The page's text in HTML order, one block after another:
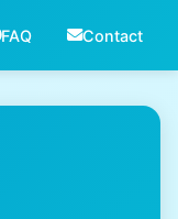
FAQ Contact